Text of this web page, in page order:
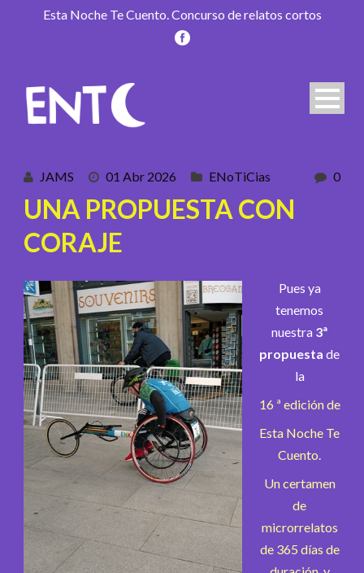
Esta Noche Te Cuento. Concurso de relatos cortos
JAMS 01 Abr 2026 ENoTiCias 0
UNA PROPUESTA CON
CORAJE
Pues ya
tenemos
nuestra 3ª
propuesta de
la
16 ª edición de
Esta Noche Te
Cuento.
Un certamen
de
microrrelatos
de 365 días de